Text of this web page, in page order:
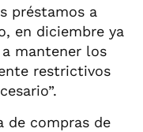
préstamos a
en diciembre ya
mantener los
restrictivos
de compras de